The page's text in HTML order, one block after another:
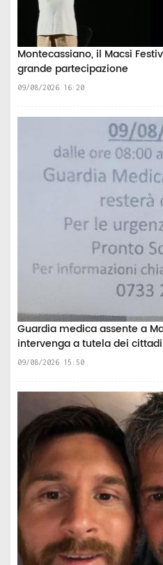
Montecassiano, il Macsi
grande partecipazione
09/08/2026 16:20
Guardia medica assente a
intervenga a tutela dei
09/08/2026 15:50